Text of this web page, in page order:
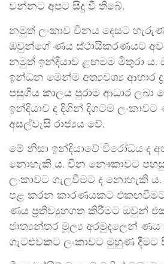
වන්නට අපට සිදු වී තිබේ.
නමුත් ලංකාව චීනය දෙසට
ඔවුන්ගේ ණය ස්ථායිකරණයට
නමුත් ඉන්දියාව ළඟමම මිතුරා
ඉන්ධන මෙන්ම අත්‍යවශ්‍ය ආහාර
පසුගිය කාලය පුරාම ආධාර ලබා
ඉන්දියාව ද දිගින් දිගටම
අසල්වැසි රාජ්‍යය වේ.
මේ නිසා ඉන්දියාවේ විරෝධය ද
නොහැකි ය. චීන නෞකාවට
ලංකාවට ගැලවීමට ද නොහැකි
පළ කරන කාරණයකට
ණය ප්‍රතිව්‍යුහගත කිරීමට ඔවුන්
ජාත්‍යන්තර මූල්‍ය අරමුදලෙන් ණය
ගැටළුවකට ලංකාවට මුහුණ දීමට